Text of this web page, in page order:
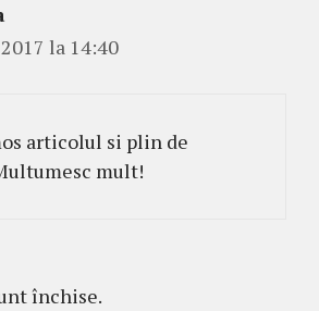
la 14:40
articolul si plin de
mult!
închise.